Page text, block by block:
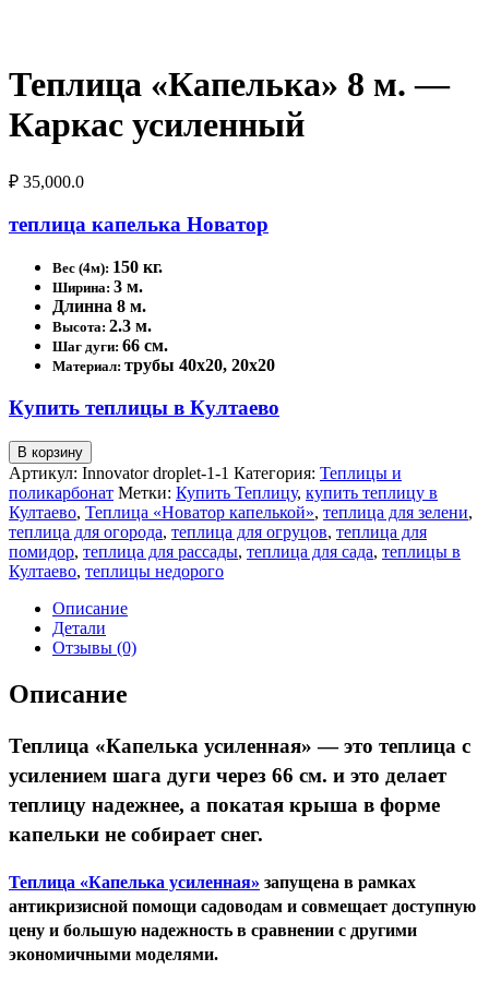
Теплица «Капелька» 8 м. —
Каркас усиленный
₽ 35,000.0
теплица капелька Новатор
Вес (4м): 150 кг.
Ширина: 3 м.
Длинна 8 м.
Высота: 2.3 м.
Шаг дуги: 66 см.
Материал: трубы 40х20, 20х20
Купить теплицы в Култаево
Количество
товара
Теплица
"Капелька"
8
м.
-
Каркас
усиленный
В корзину
Артикул: Innovator droplet-1-1 Категория: Теплицы и
поликарбонат Метки: Купить Теплицу, купить теплицу в
Култаево, Теплица «Новатор капелькой», теплица для зелени,
теплица для огорода, теплица для огруцов, теплица для
помидор, теплица для рассады, теплица для сада, теплицы в
Култаево, теплицы недорого
Описание
Детали
Отзывы (0)
Описание
Теплица «Капелька усиленная» — это теплица с
усилением шага дуги через 66 см. и это делает
теплицу надежнее, а покатая крыша в форме
капельки не собирает снег.
Теплица «Капелька усиленная» запущена в рамках
антикризисной помощи садоводам и совмещает доступную
цену и большую надежность в сравнении с другими
экономичными моделями.